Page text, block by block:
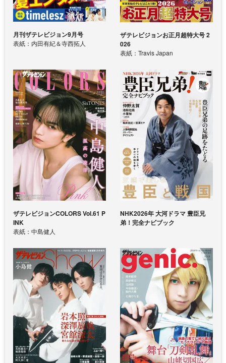
月刊ザテレビジョン9月号
表紙：内田有紀＆寺西拓人
ザテレビジョンお正月超特大号 2
026
表紙：Travis Japan
ザテレビジョンCOLORS Vol.61 P
INK
表紙：中島健人
NHK2026年 大河ドラマ 豊臣兄
弟！完全ナビブック